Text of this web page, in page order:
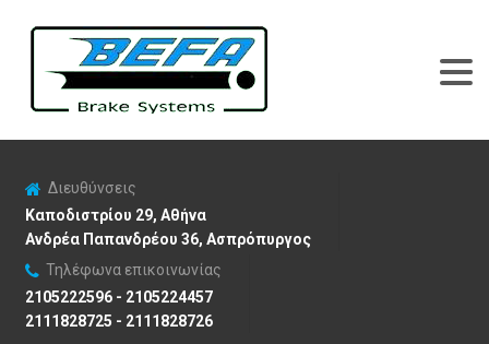
Διευθύνσεις
Καποδιστρίου 29, Αθήνα
Ανδρέα Παπανδρέου 36, Ασπρόπυργος
Τηλέφωνα επικοινωνίας
2105222596 - 2105224457
2111828725 - 2111828726